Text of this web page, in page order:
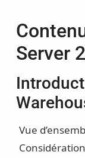
Server
Vue